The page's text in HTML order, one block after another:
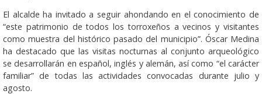
El alcalde ha invitado a seguir ahondando en el conocimiento de
“este patrimonio de todos los torroxeños a vecinos y visitantes
como muestra del histórico pasado del municipio”. Óscar Medina
ha destacado que las visitas nocturnas al conjunto arqueológico
se desarrollarán en español, inglés y alemán, así como “el carácter
familiar” de todas las actividades convocadas durante julio y
agosto.